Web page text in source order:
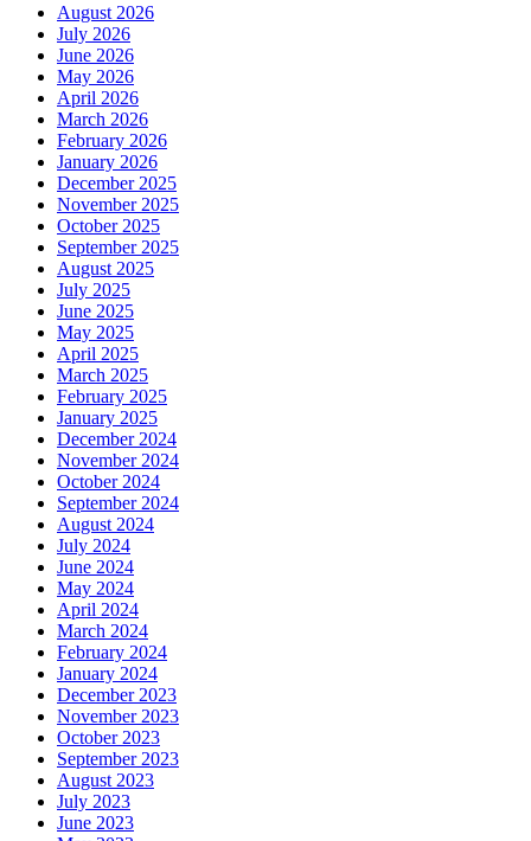
August 2026
July 2026
June 2026
May 2026
April 2026
March 2026
February 2026
January 2026
December 2025
November 2025
October 2025
September 2025
August 2025
July 2025
June 2025
May 2025
April 2025
March 2025
February 2025
January 2025
December 2024
November 2024
October 2024
September 2024
August 2024
July 2024
June 2024
May 2024
April 2024
March 2024
February 2024
January 2024
December 2023
November 2023
October 2023
September 2023
August 2023
July 2023
June 2023